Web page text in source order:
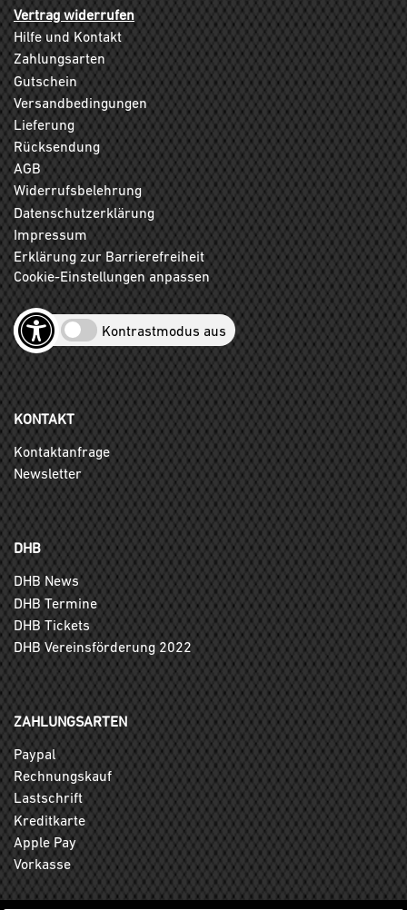
Vertrag widerrufen
Hilfe und Kontakt
Zahlungsarten
Gutschein
Versandbedingungen
Lieferung
Rücksendung
AGB
Widerrufsbelehrung
Datenschutzerklärung
Impressum
Erklärung zur Barrierefreiheit
Cookie-Einstellungen anpassen
Kontrastmodus aus
KONTAKT
Kontaktanfrage
Newsletter
DHB
DHB News
DHB Termine
DHB Tickets
DHB Vereinsförderung 2022
ZAHLUNGSARTEN
Paypal
Rechnungskauf
Lastschrift
Kreditkarte
Apple Pay
Vorkasse